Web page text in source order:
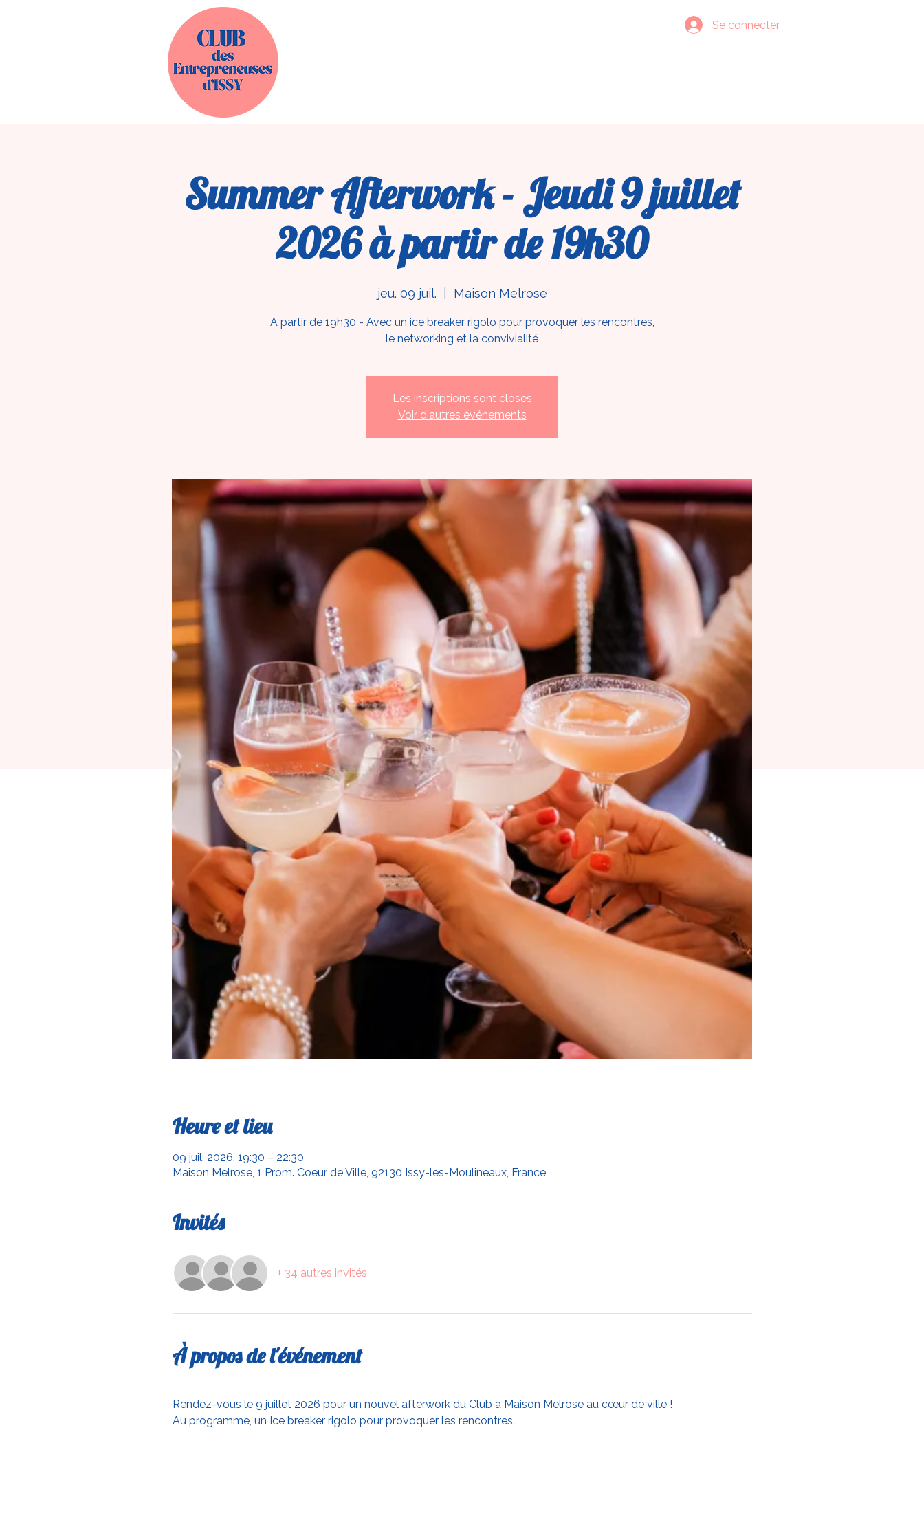
Se connecter
Summer Afterwork - Jeudi 9 juillet
2026 à partir de 19h30
jeu. 09 juil. Maison Melrose
A partir de 19h30 - Avec un ice breaker rigolo pour provoquer les rencontres,
le networking et la convivialité
Les inscriptions sont closes
Voir d'autres événements
Heure et lieu
09 juil. 2026, 19:30 – 22:30
Maison Melrose, 1 Prom. Coeur de Ville, 92130 Issy-les-Moulineaux, France
Invités
+ 34 autres invités
À propos de l'événement
Rendez-vous le 9 juillet 2026 pour un nouvel afterwork du Club à Maison Melrose au cœur de ville !
Au programme, un Ice breaker rigolo pour provoquer les rencontres.